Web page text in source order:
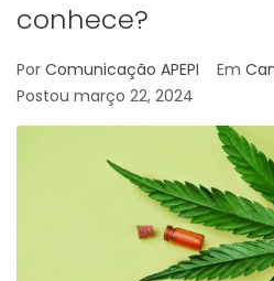
conhece?
Por Comunicação APEPI Em
Postou março 22, 2024